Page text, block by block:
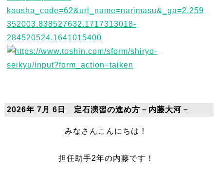
2026年 7月 6日 定石演習の進め方－内藤大河－
みなさんこんにちは！
担任助手2年の内藤です！